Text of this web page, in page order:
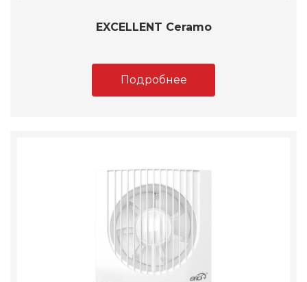
EXCELLENT Ceramo
Подробнее